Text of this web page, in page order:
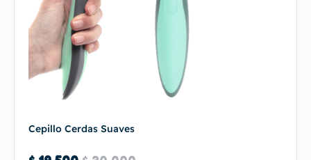
Cepillo Cerdas Suaves